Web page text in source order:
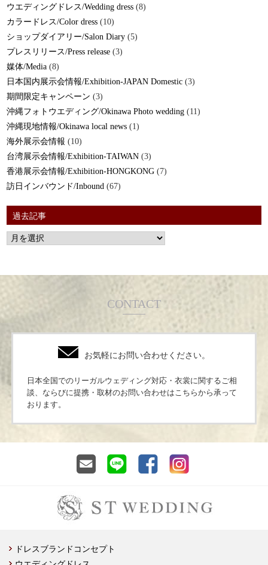
ウエディングドレス/Wedding dress (8)
カラードレス/Color dress (10)
ショップダイアリー/Salon Diary (5)
プレスリリース/Press release (3)
媒体/Media (8)
日本国内展示会情報/Exhibition-JAPAN Domestic (3)
期間限定キャンペーン (3)
沖縄フォトウエディング/Okinawa Photo wedding (11)
沖縄現地情報/Okinawa local news (1)
海外展示会情報 (10)
台湾展示会情報/Exhibition-TAIWAN (3)
香港展示会情報/Exhibition-HONGKONG (7)
訪日インバウンド/Inbound (67)
過去記事
CONTACT
お気軽にお問い合わせください。
日本全国でのリーガルウェディング対応・衣裳に関するご相
談、ならびに提携・取材のお問い合わせはこちらから承って
おります。
ドレスブランドコンセプト